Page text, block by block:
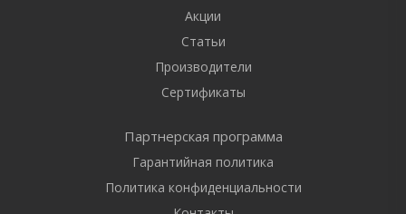
Акции
Статьи
Производители
Сертификаты
Партнерская программа
Гарантийная политика
Политика конфиденциальности